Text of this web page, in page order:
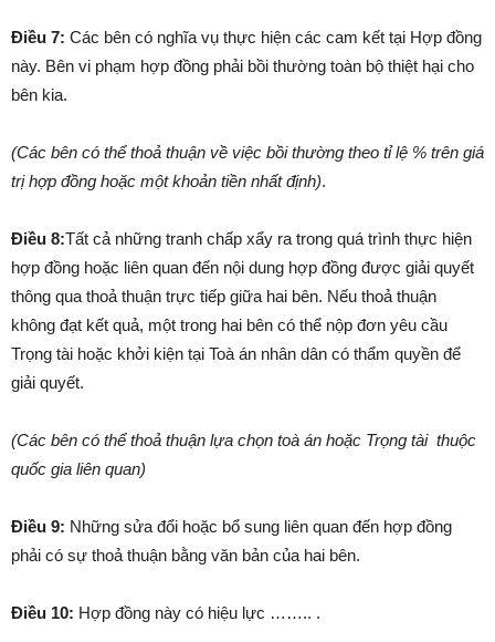
Điều 7: Các bên có nghĩa vụ thực hiện các cam kết tại Hợp đồng
này. Bên vi phạm hợp đồng phải bồi thường toàn bộ thiệt hại cho
bên kia.
(Các bên có thể thoả thuận về việc bồi thường theo tỉ lệ % trên giá
trị hợp đồng hoặc một khoản tiền nhất định).
Điều 8:Tất cả những tranh chấp xẩy ra trong quá trình thực hiện
hợp đồng hoặc liên quan đến nội dung hợp đồng được giải quyết
thông qua thoả thuận trực tiếp giữa hai bên. Nếu thoả thuận
không đạt kết quả, một trong hai bên có thể nộp đơn yêu cầu
Trọng tài hoặc khởi kiện tại Toà án nhân dân có thẩm quyền để
giải quyết.
(Các bên có thể thoả thuận lựa chọn toà án hoặc Trọng tài thuộc
quốc gia liên quan)
Điều 9: Những sửa đổi hoặc bổ sung liên quan đến hợp đồng
phải có sự thoả thuận bằng văn bản của hai bên.
Điều 10: Hợp đồng này có hiệu lực …….. .